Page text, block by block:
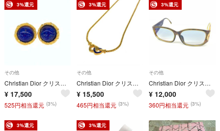
3%還元
その他
Christian Dior クリスチャンディオール イヤリング カラーストーン/ ブルー×ゴールドカラー レディース / 241005007373
¥ 17,500
525円相当還元 (3%)
3%還元
その他
Christian Dior クリスチャンディオール ネックレス ダブルハート/ヴィンテージ ゴールドカラー レディース / 240001210406
¥ 15,500
465円相当還元 (3%)
3%還元
その他
Christian Dior クリスチャンディオール サングラス VINTAGE ブラウン レディース / 241021001202
¥ 12,000
360円相当還元 (3%)
3%還元 3%還元